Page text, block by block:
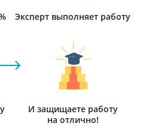
Эксперт выполняет работу
И защищаете работу
на отлично!